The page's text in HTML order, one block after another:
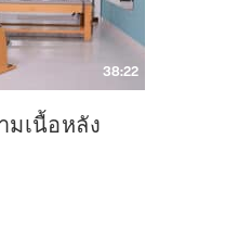
38:22
เนื้อหลัง